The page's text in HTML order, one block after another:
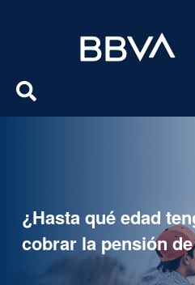
¿Hasta qué edad
cobrar la pensión